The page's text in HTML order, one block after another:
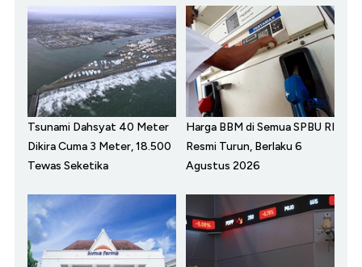
Tsunami Dahsyat 40 Meter
Dikira Cuma 3 Meter, 18.500
Tewas Seketika
Harga BBM di Semua SPBU RI
Resmi Turun, Berlaku 6
Agustus 2026